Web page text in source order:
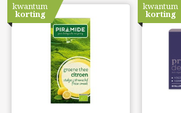
kwantum
korting
kwantum
korting